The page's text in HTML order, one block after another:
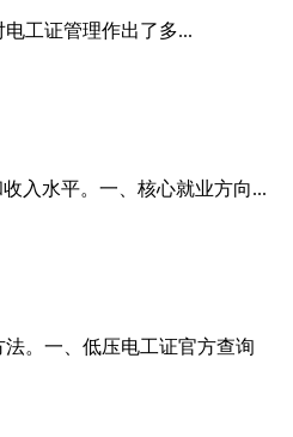
工证管理作出了多...
入水平。一、核心就业方向...
。一、低压电工证官方查询